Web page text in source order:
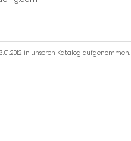
in unseren Katalog aufgenommen.